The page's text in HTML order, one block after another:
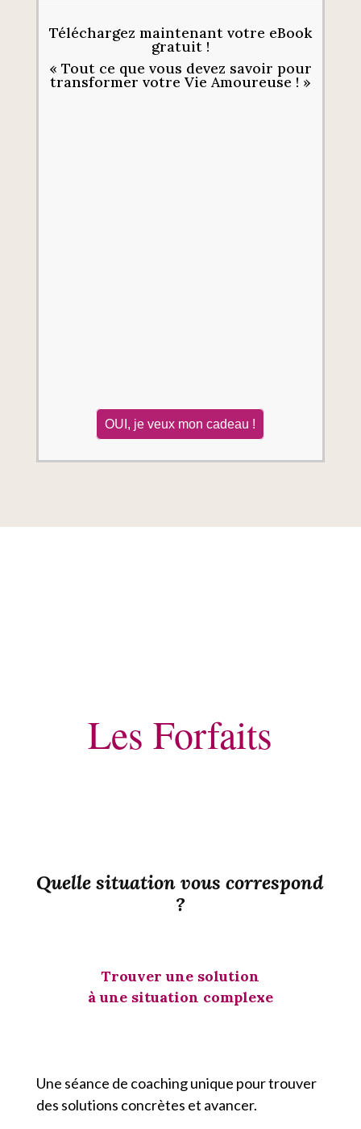
Téléchargez maintenant votre eBook
gratuit !
« Tout ce que vous devez savoir pour
transformer votre Vie Amoureuse ! »
OUI, je veux mon cadeau !
Les Forfaits
Quelle situation vous correspond
?
Trouver une solution
à une situation complexe
Une séance de coaching unique pour trouver
des solutions concrètes et avancer.